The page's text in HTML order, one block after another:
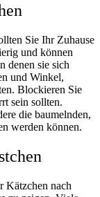
Sie Ihr Zuhause
und können
denen sie sich
und Winkel,
Blockieren Sie
sein sollten.
die baumelnden,
werden können.
Kätzchen nach